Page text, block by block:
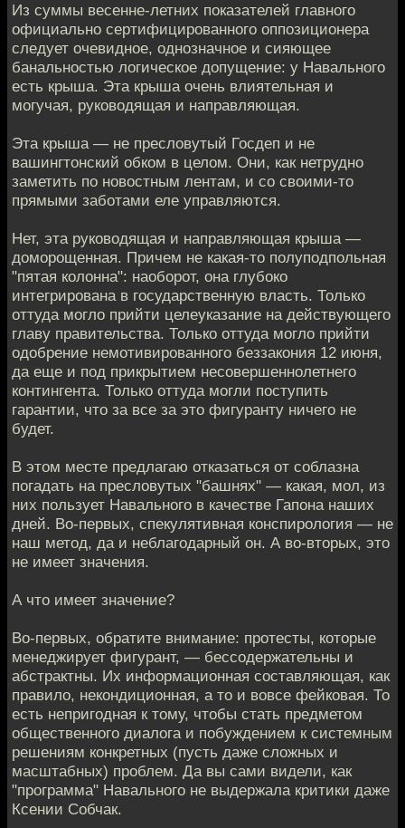
Из суммы весенне-летних показателей главного
официально сертифицированного оппозиционера
следует очевидное, однозначное и сияющее
банальностью логическое допущение: у Навального
есть крыша. Эта крыша очень влиятельная и
могучая, руководящая и направляющая.
Эта крыша — не пресловутый Госдеп и не
вашингтонский обком в целом. Они, как нетрудно
заметить по новостным лентам, и со своими-то
прямыми заботами еле управляются.
Нет, эта руководящая и направляющая крыша —
доморощенная. Причем не какая-то полуподпольная
"пятая колонна": наоборот, она глубоко
интегрирована в государственную власть. Только
оттуда могло прийти целеуказание на действующего
главу правительства. Только оттуда могло прийти
одобрение немотивированного беззакония 12 июня,
да еще и под прикрытием несовершеннолетнего
контингента. Только оттуда могли поступить
гарантии, что за все за это фигуранту ничего не
будет.
В этом месте предлагаю отказаться от соблазна
погадать на пресловутых "башнях" — какая, мол, из
них пользует Навального в качестве Гапона наших
дней. Во-первых, спекулятивная конспирология — не
наш метод, да и неблагодарный он. А во-вторых, это
не имеет значения.
А что имеет значение?
Во-первых, обратите внимание: протесты, которые
менеджирует фигурант, — бессодержательны и
абстрактны. Их информационная составляющая, как
правило, некондиционная, а то и вовсе фейковая. То
есть непригодная к тому, чтобы стать предметом
общественного диалога и побуждением к системным
решениям конкретных (пусть даже сложных и
масштабных) проблем. Да вы сами видели, как
"программа" Навального не выдержала критики даже
Ксении Собчак.